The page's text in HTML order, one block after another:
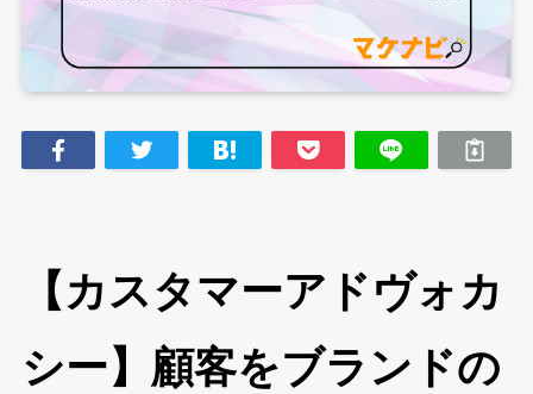
【カスタマーアドヴォカ
シー】顧客をブランドの